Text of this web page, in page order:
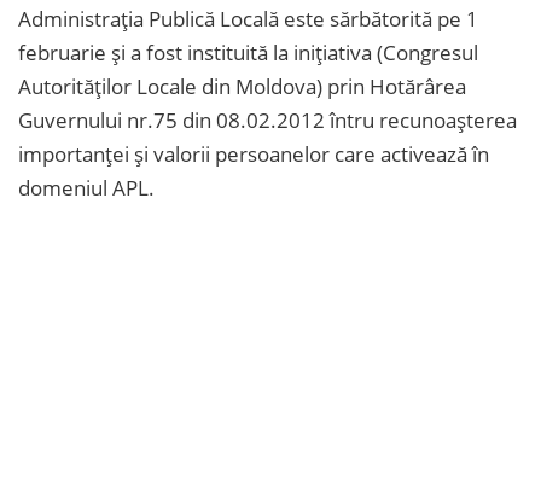
Administrația Publică Locală este sărbătorită pe 1
februarie și a fost instituită la inițiativa (Congresul
Autorităţilor Locale din Moldova) prin Hotărârea
Guvernului nr.75 din 08.02.2012 întru recunoașterea
importanței și valorii persoanelor care activează în
domeniul APL.